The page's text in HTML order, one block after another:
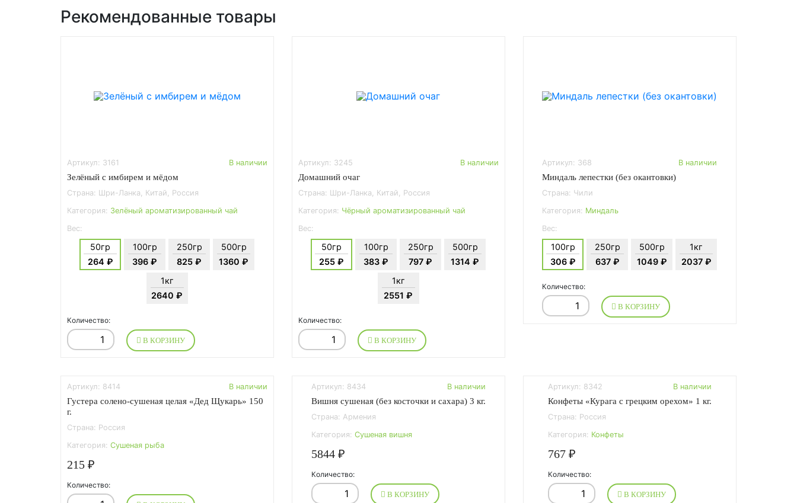
Рекомендованные товары
Артикул: 3161 В наличии
Зелёный с имбирем и мёдом
Страна: Шри-Ланка, Китай, Россия
Категория: Зелёный ароматизированный чай
Вес:
50гр
264 ₽
100гр
396 ₽
250гр
825 ₽
500гр
1360 ₽
1кг
2640 ₽
Количество:
В КОРЗИНУ
Артикул: 3245 В наличии
Домашний очаг
Страна: Шри-Ланка, Китай, Россия
Категория: Чёрный ароматизированный чай
Вес:
50гр
255 ₽
100гр
383 ₽
250гр
797 ₽
500гр
1314 ₽
1кг
2551 ₽
Количество:
В КОРЗИНУ
Артикул: 368 В наличии
Миндаль лепестки (без окантовки)
Страна: Чили
Категория: Миндаль
Вес:
100гр
306 ₽
250гр
637 ₽
500гр
1049 ₽
1кг
2037 ₽
Количество:
В КОРЗИНУ
Артикул: 8414 В наличии
Густера солено-сушеная целая «Дед Щукарь» 150
г.
Страна: Россия
Категория: Сушеная рыба
215 ₽
Количество:
Артикул: 8434 В наличии
Вишня сушеная (без косточки и сахара) 3 кг.
Страна: Армения
Категория: Сушеная вишня
5844 ₽
Количество:
В КОРЗИНУ
Артикул: 8342 В наличии
Конфеты «Курага с грецким орехом» 1 кг.
Страна: Россия
Категория: Конфеты
767 ₽
Количество:
В КОРЗИНУ